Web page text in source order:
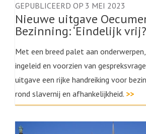
GEPUBLICEERD OP 3 MEI 2023
Nieuwe uitgave
Bezinning: ‘Eindelijk
Met een breed palet aan
ingeleid en voorzien van
uitgave een rijke handreiking voor
rond slavernij en afhankelijkheid. >>